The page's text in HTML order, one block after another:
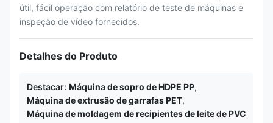
útil, fácil operação com relatório de teste de máquinas e
inspeção de vídeo fornecidos.
Detalhes do Produto
Destacar: Máquina de sopro de HDPE PP,
Máquina de extrusão de garrafas PET,
Máquina de moldagem de recipientes de leite de PVC